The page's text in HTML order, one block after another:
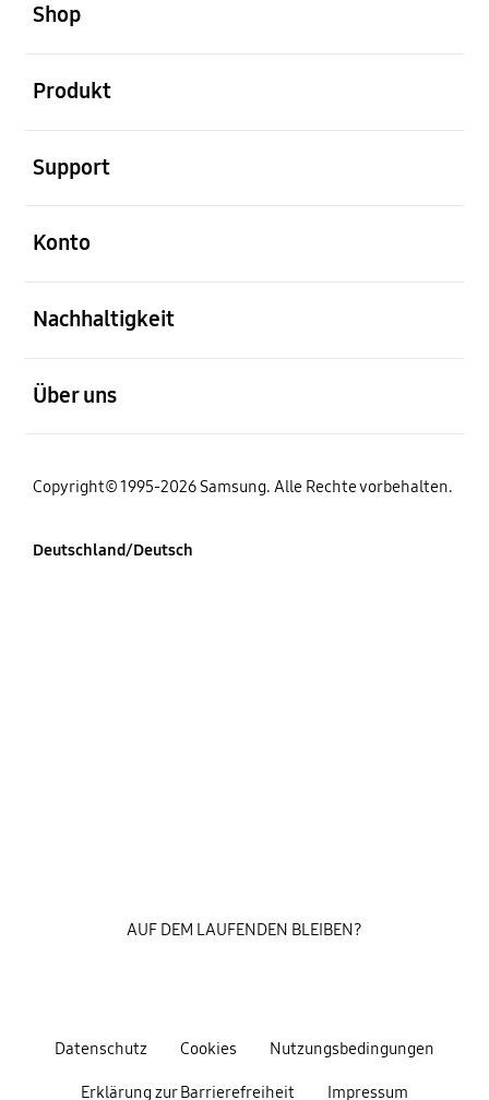
Shop
Produkt
Support
Konto
Nachhaltigkeit
Über uns
Copyright© 1995-2026 Samsung. Alle Rechte vorbehalten.
Deutschland/Deutsch
Datenschutz Cookies Nutzungsbedingungen
Erklärung zur Barrierefreiheit Impressum
AUF DEM LAUFENDEN BLEIBEN?